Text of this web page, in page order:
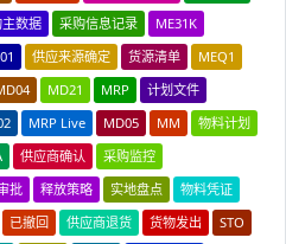
数据 采购信息记录
ME31K
供应来源确定 货源清单
MEQ1
MD21 MRP
计划文件
MRP Live MD05 MM
物料计划
供应商确认
采购监控
批 释放策略 实地盘点
物料凭证
已撤回 供应商退货 货物发出
STO